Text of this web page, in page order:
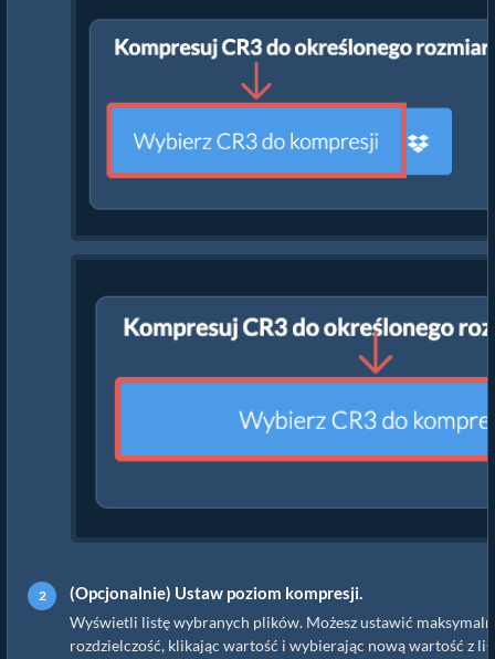
(Opcjonalnie) Ustaw poziom kompresji.
Wyświetli listę wybranych plików. Możesz ustawić
rozdzielczość, klikając wartość i wybierając nową wartość z